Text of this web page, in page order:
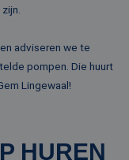
adviseren we te
pompen. Die huurt
Lingewaal!
HUREN